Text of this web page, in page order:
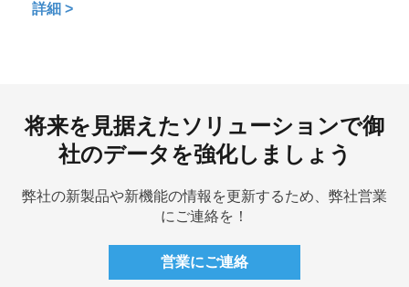
詳細 >
将来を見据えたソリューションで御
社のデータを強化しましょう
弊社の新製品や新機能の情報を更新するため、弊社営業
にご連絡を！
営業にご連絡